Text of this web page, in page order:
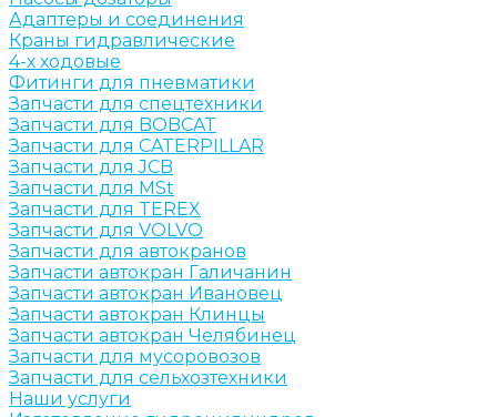
Адаптеры и соединения
Краны гидравлические
4-х ходовые
Фитинги для пневматики
Запчасти для спецтехники
Запчасти для BOBCAT
Запчасти для CATERPILLAR
Запчасти для JCB
Запчасти для MSt
Запчасти для TEREX
Запчасти для VOLVO
Запчасти для автокранов
Запчасти автокран Галичанин
Запчасти автокран Ивановец
Запчасти автокран Клинцы
Запчасти автокран Челябинец
Запчасти для мусоровозов
Запчасти для сельхозтехники
Наши услуги